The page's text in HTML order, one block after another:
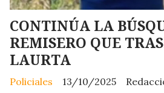
CONTINÚA LA
REMISERO QUE
LAURTA
Policiales
13/10/2025